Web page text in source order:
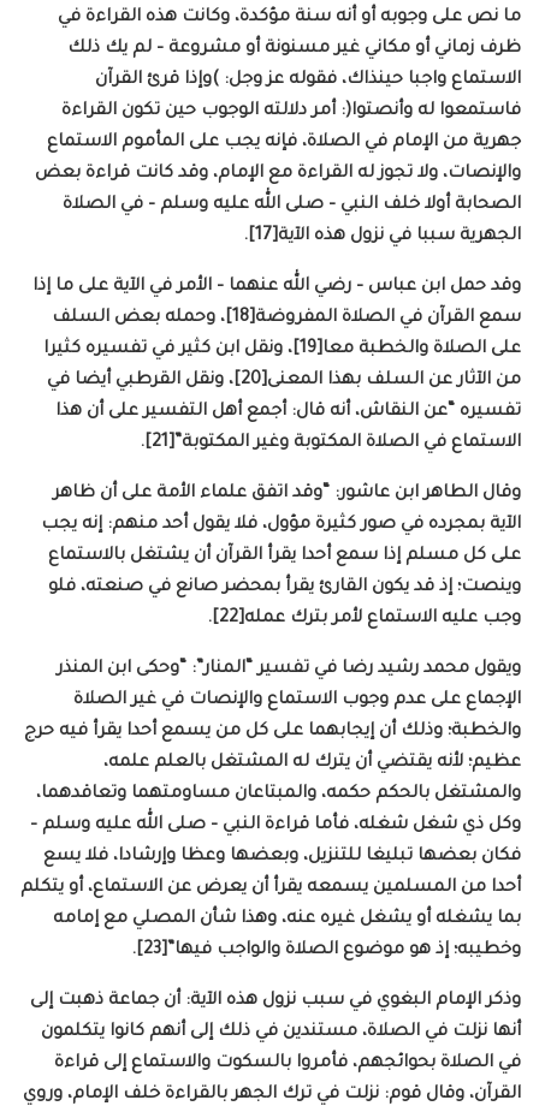
ما نص على وجوبه أو أنه سنة مؤكدة، وكانت هذه القراءة في
ظرف زماني أو مكاني غير مسنونة أو مشروعة – لم يك ذلك
الاستماع واجبا حينذاك، فقوله عز وجل: )وإذا قرئ القرآن
فاستمعوا له وأنصتوا(: أمر دلالته الوجوب حين تكون القراءة
جهرية من الإمام في الصلاة، فإنه يجب على المأموم الاستماع
والإنصات، ولا تجوز له القراءة مع الإمام، وقد كانت قراءة بعض
الصحابة أولا خلف النبي – صلى الله عليه وسلم – في الصلاة
الجهرية سببا في نزول هذه الآية[17].
وقد حمل ابن عباس – رضي الله عنهما – الأمر في الآية على ما إذا
سمع القرآن في الصلاة المفروضة[18]، وحمله بعض السلف
على الصلاة والخطبة معا[19]، ونقل ابن كثير في تفسيره كثيرا
من الآثار عن السلف بهذا المعنى[20]، ونقل القرطبي أيضا في
تفسيره “عن النقاش، أنه قال: أجمع أهل التفسير على أن هذا
الاستماع في الصلاة المكتوبة وغير المكتوبة”[21].
وقال الطاهر ابن عاشور: “وقد اتفق علماء الأمة على أن ظاهر
الآية بمجرده في صور كثيرة مؤول، فلا يقول أحد منهم: إنه يجب
على كل مسلم إذا سمع أحدا يقرأ القرآن أن يشتغل بالاستماع
وينصت؛ إذ قد يكون القارئ يقرأ بمحضر صانع في صنعته، فلو
وجب عليه الاستماع لأمر بترك عمله[22].
ويقول محمد رشيد رضا في تفسير “المنار”: “وحكى ابن المنذر
الإجماع على عدم وجوب الاستماع والإنصات في غير الصلاة
والخطبة؛ وذلك أن إيجابهما على كل من يسمع أحدا يقرأ فيه حرج
عظيم؛ لأنه يقتضي أن يترك له المشتغل بالعلم علمه،
والمشتغل بالحكم حكمه، والمبتاعان مساومتهما وتعاقدهما،
وكل ذي شغل شغله، فأما قراءة النبي – صلى الله عليه وسلم –
فكان بعضها تبليغا للتنزيل، وبعضها وعظا وإرشادا، فلا يسع
أحدا من المسلمين يسمعه يقرأ أن يعرض عن الاستماع، أو يتكلم
بما يشغله أو يشغل غيره عنه، وهذا شأن المصلي مع إمامه
وخطيبه؛ إذ هو موضوع الصلاة والواجب فيها”[23].
وذكر الإمام البغوي في سبب نزول هذه الآية: أن جماعة ذهبت إلى
أنها نزلت في الصلاة، مستندين في ذلك إلى أنهم كانوا يتكلمون
في الصلاة بحوائجهم، فأمروا بالسكوت والاستماع إلى قراءة
القرآن، وقال قوم: نزلت في ترك الجهر بالقراءة خلف الإمام، وروي